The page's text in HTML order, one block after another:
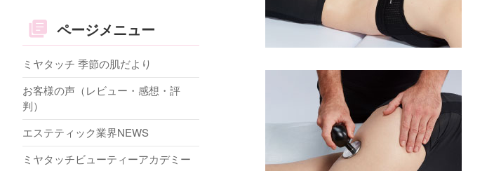
ページメニュー
ミヤタッチ 季節の肌だより
お客様の声（レビュー・感想・評
判）
エステティック業界NEWS
ミヤタッチビューティーアカデミー